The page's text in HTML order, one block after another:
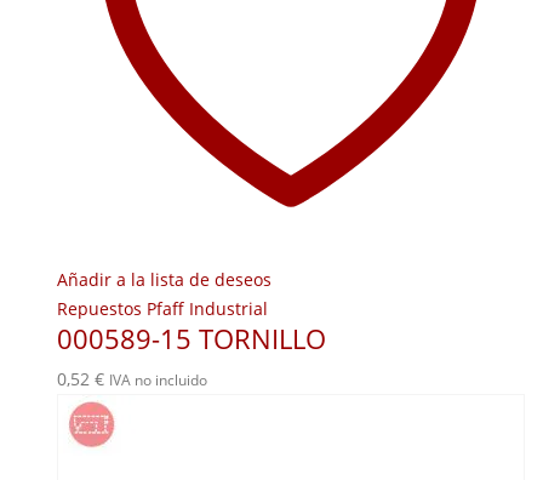
Añadir a la lista de deseos
Repuestos Pfaff Industrial
000589-15 TORNILLO
0,52 € IVA no incluido